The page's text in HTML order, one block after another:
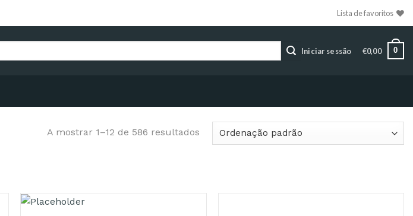
Lista de favoritos
Iniciar sessão €0,00 0
A mostrar 1–12 de 586 resultados
+